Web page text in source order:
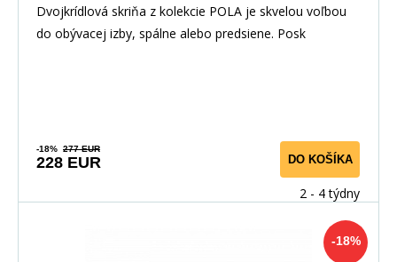
Dvojkrídlová skriňa z kolekcie POLA je skvelou voľbou
do obývacej izby, spálne alebo predsiene. Posk
-18% 277 EUR
228 EUR DO KOŠÍKA
2 - 4 týdny
-18%